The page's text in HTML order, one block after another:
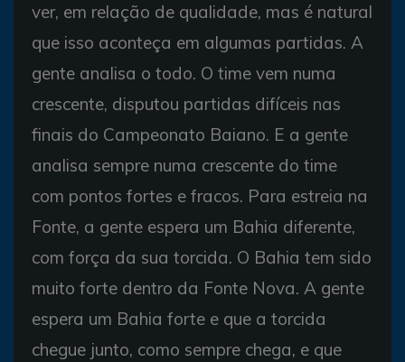
ver, em relação de qualidade, mas é natural
que isso aconteça em algumas partidas. A
gente analisa o todo. O time vem numa
crescente, disputou partidas difíceis nas
finais do Campeonato Baiano. E a gente
analisa sempre numa crescente do time
com pontos fortes e fracos. Para estreia na
Fonte, a gente espera um Bahia diferente,
com força da sua torcida. O Bahia tem sido
muito forte dentro da Fonte Nova. A gente
espera um Bahia forte e que a torcida
chegue junto, como sempre chega, e que